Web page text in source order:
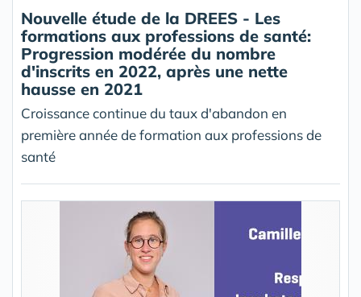
Nouvelle étude de la DREES - Les
formations aux professions de santé:
Progression modérée du nombre
d'inscrits en 2022, après une nette
hausse en 2021
Croissance continue du taux d'abandon en
première année de formation aux professions de
santé